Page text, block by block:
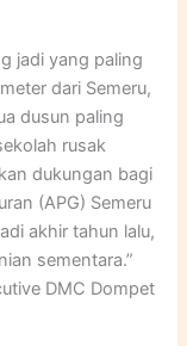
jadi yang paling
dari Semeru,
dusun paling
rusak
dukungan bagi
(APG) Semeru
akhir tahun lalu,
sementara.”
DMC Dompet